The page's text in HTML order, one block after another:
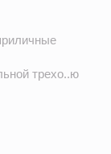
трехо..ю